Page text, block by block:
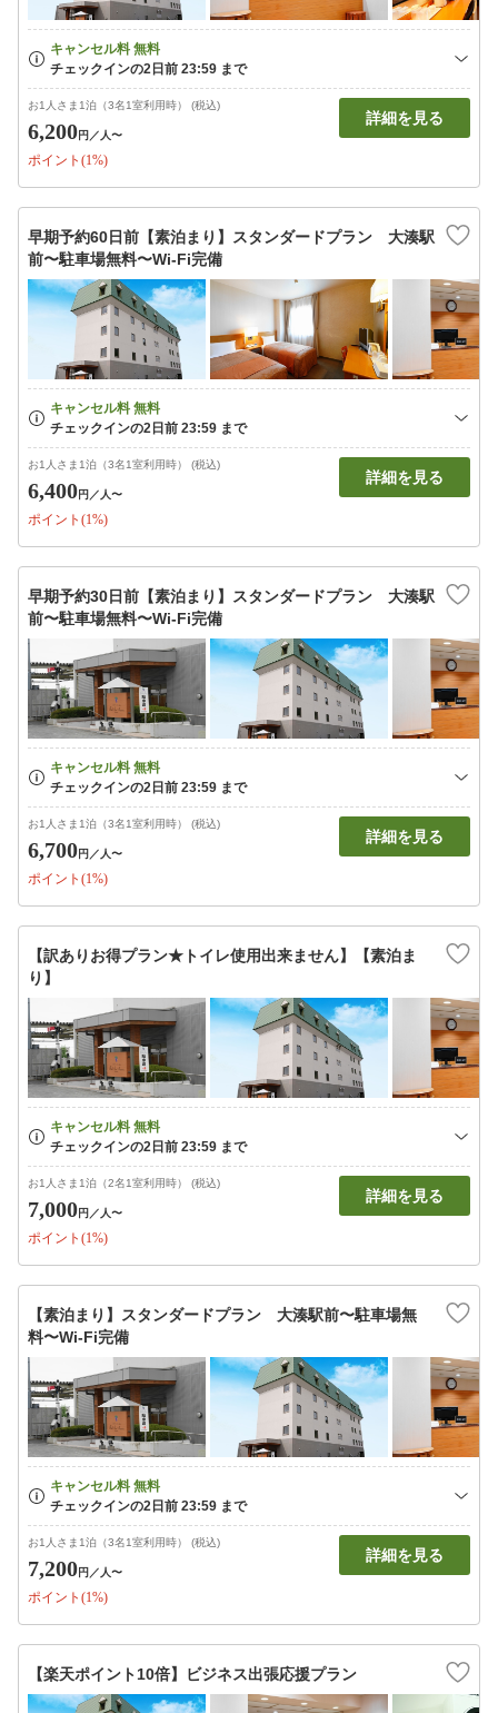
お1人さま1泊（3名1室利用時） (税込)
6,200円 ／人〜
ポイント(1%)
詳細を見る
早期予約60日前【素泊まり】スタンダードプラン 大湊駅
前〜駐車場無料〜Wi-Fi完備
お1人さま1泊（3名1室利用時） (税込)
6,400円 ／人〜
ポイント(1%)
詳細を見る
早期予約30日前【素泊まり】スタンダードプラン 大湊駅
前〜駐車場無料〜Wi-Fi完備
お1人さま1泊（3名1室利用時） (税込)
6,700円 ／人〜
ポイント(1%)
詳細を見る
【訳ありお得プラン★トイレ使用出来ません】【素泊ま
り】
お1人さま1泊（2名1室利用時） (税込)
7,000円 ／人〜
ポイント(1%)
詳細を見る
【素泊まり】スタンダードプラン 大湊駅前〜駐車場無
料〜Wi-Fi完備
お1人さま1泊（3名1室利用時） (税込)
7,200円 ／人〜
ポイント(1%)
詳細を見る
【楽天ポイント10倍】ビジネス出張応援プラン